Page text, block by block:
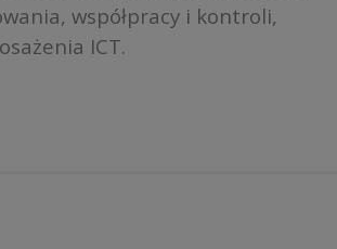
współpracy i kontroli,
ICT.